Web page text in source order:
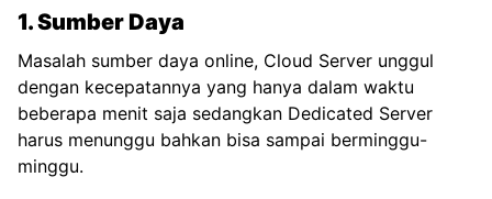
1. Sumber Daya
Masalah sumber daya online, Cloud Server unggul
dengan kecepatannya yang hanya dalam waktu
beberapa menit saja sedangkan Dedicated Server
harus menunggu bahkan bisa sampai berminggu-
minggu.